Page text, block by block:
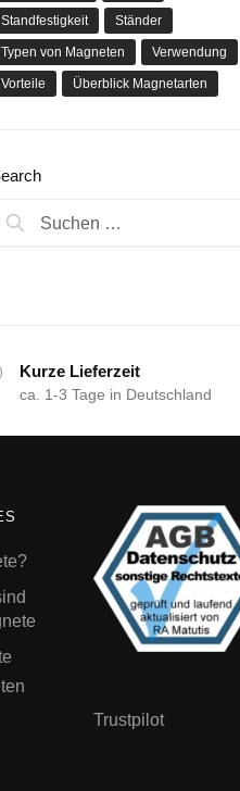
Standfestigkeit Ständer
Typen von Magneten Verwendung
Vorteile Überblick Magnetarten
Kurze Lieferzeit
ca. 1-3 Tage in Deutschland
Trustpilot